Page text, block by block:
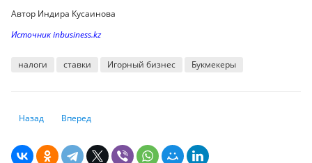
Автор Индира Кусаинова
Источник inbusiness.kz
налоги ставки Игорный бизнес Букмекеры
Предыдущий: Только 37% промышленных предприятий используют
Назад Следующий: ТОП-5 популярных автомобилей Audi,
Вперед